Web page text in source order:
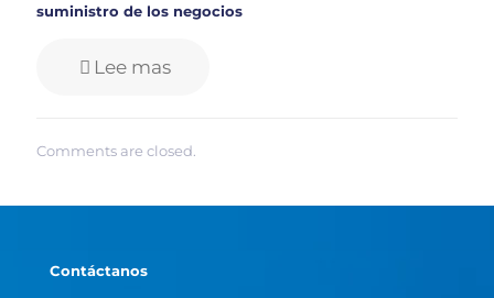
suministro de los negocios
Lee mas
Comments are closed.
Contáctanos